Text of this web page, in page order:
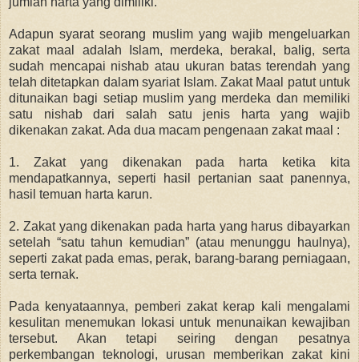
Adapun syarat seorang muslim yang wajib mengeluarkan
zakat maal adalah Islam, merdeka, berakal, balig, serta
sudah mencapai nishab atau ukuran batas terendah yang
telah ditetapkan dalam syariat Islam. Zakat Maal patut untuk
ditunaikan bagi setiap muslim yang merdeka dan memiliki
satu nishab dari salah satu jenis harta yang wajib
dikenakan zakat. Ada dua macam pengenaan zakat maal :
1. Zakat yang dikenakan pada harta ketika kita
mendapatkannya, seperti hasil pertanian saat panennya,
hasil temuan harta karun.
2. Zakat yang dikenakan pada harta yang harus dibayarkan
setelah “satu tahun kemudian” (atau menunggu haulnya),
seperti zakat pada emas, perak, barang-barang perniagaan,
serta ternak.
Pada kenyataannya, pemberi zakat kerap kali mengalami
kesulitan menemukan lokasi untuk menunaikan kewajiban
tersebut. Akan tetapi seiring dengan pesatnya
perkembangan teknologi, urusan memberikan zakat kini